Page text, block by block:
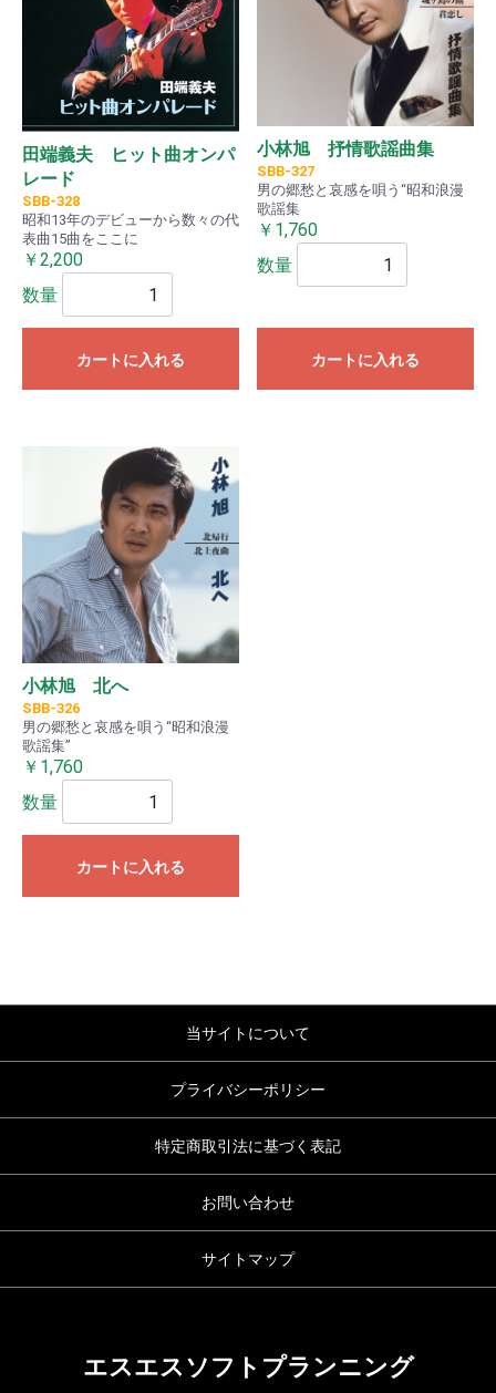
田端義夫 ヒット曲オンパ
レード
SBB-328
昭和13年のデビューから数々の代
表曲15曲をここに
￥2,200
数量
カートに入れる
小林旭 抒情歌謡曲集
SBB-327
男の郷愁と哀感を唄う“昭和浪漫
歌謡集
￥1,760
数量
カートに入れる
小林旭 北へ
SBB-326
男の郷愁と哀感を唄う“昭和浪漫
歌謡集”
￥1,760
数量
カートに入れる
当サイトについて
プライバシーポリシー
特定商取引法に基づく表記
お問い合わせ
サイトマップ
エスエスソフトプランニング